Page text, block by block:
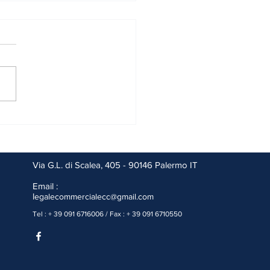
Via G.L. di Scalea, 405 - 90146 Palermo IT
Email :
legalecommercialecc@gmail.com
Tel : + 39 091 6716006 / Fax : + 39 091 6710550